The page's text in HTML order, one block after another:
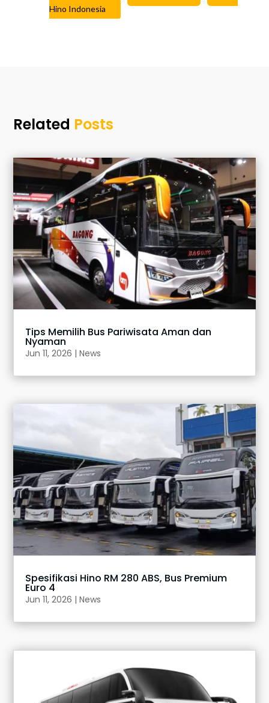
Hino Indonesia
Related Posts
Tips Memilih Bus Pariwisata Aman dan
Nyaman
Jun 11, 2026 |News
Spesifikasi Hino RM 280 ABS, Bus Premium
Euro 4
Jun 11, 2026 |News